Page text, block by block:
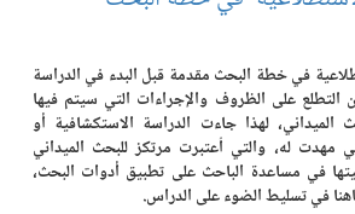
في خطة البحث مقدمة قبل البدء في الدراسة
التطلع على الظروف والإجراءات التي سيتم فيها
الميداني، لهذا جاءت الدراسة الاستكشافية أو
مهدت له، والتي اُعتبرت مرتكز للبحث الميداني
في مساعدة الباحث على تطبيق أدوات البحث،
في تسليط الضوء على الدراس.